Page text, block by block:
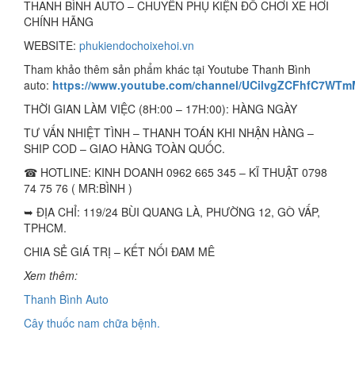
THANH BÌNH AUTO – CHUYÊN PHỤ KIỆN ĐỒ CHƠI XE HƠI
CHÍNH HÃNG
WEBSITE: phukiendochoixehoi.vn
Tham khảo thêm sản phẩm khác tại Youtube Thanh Bình
auto: https://www.youtube.com/channel/
THỜI GIAN LÀM VIỆC (8H:00 – 17H:00): HÀNG NGÀY
TƯ VẤN NHIỆT TÌNH – THANH TOÁN KHI NHẬN HÀNG –
SHIP COD – GIAO HÀNG TOÀN QUỐC.
☎ HOTLINE: KINH DOANH 0962 665 345 – KĨ THUẬT 0798
74 75 76 ( MR:BÌNH )
➥ ĐỊA CHỈ: 119/24 BÙI QUANG LÀ, PHƯỜNG 12, GÒ VẤP,
TPHCM.
CHIA SẺ GIÁ TRỊ – KẾT NỐI ĐAM MÊ
Xem thêm:
Thanh Bình Auto
Cây thuốc nam chữa bệnh.